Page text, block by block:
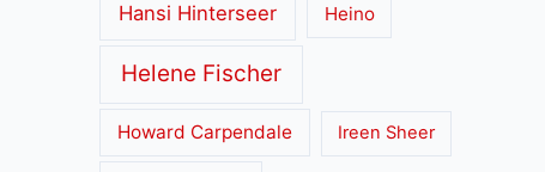
Hansi Hinterseer Heino
Helene Fischer
Howard Carpendale Ireen Sheer